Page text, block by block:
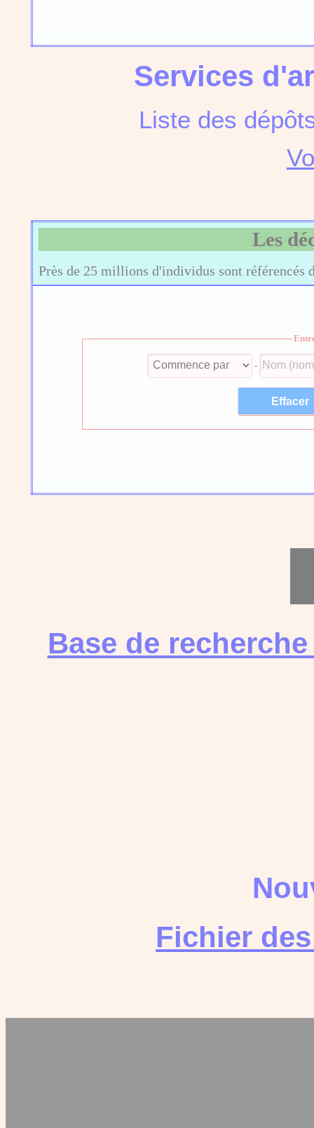
Services
Liste des
Les
Près de 25 millions d'individus sont référencés
-
Base de
Fichier